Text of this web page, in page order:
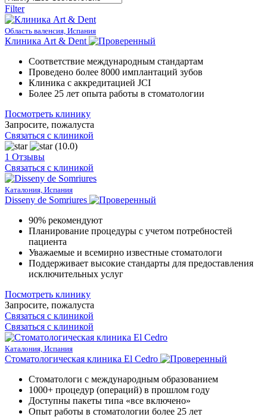
Filter
Область валенсия, Испания
Клиника Art & Dent
Соответствие международным стандартам
Проведено более 8000 имплантаций зубов
Клиника с аккредитацией JCI
Более 25 лет опыта работы в стоматологии
Посмотреть клинику
Запросите, пожалуста
Связаться с клиникой
(10.0)
1 Отзывы
Связаться с клиникой
Каталония, Испания
Disseny de Somriures
90% рекомендуют
Планирование процедуры с учетом потребностей
пациента
Уважаемые и всемирно известные стоматологи
Поддерживает высокие стандарты для предоставления
исключительных услуг
Посмотреть клинику
Запросите, пожалуста
Связаться с клиникой
Связаться с клиникой
Каталония, Испания
Стоматологическая клиника El Cedro
Стоматологи с международным образованием
1000+ процедур (операций) в прошлом году
Доступны пакеты типа «все включено»
Опыт работы в стоматологии более 25 лет